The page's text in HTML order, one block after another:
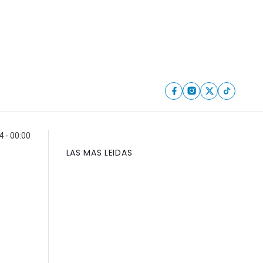
- 00:00
LAS MAS LEIDAS